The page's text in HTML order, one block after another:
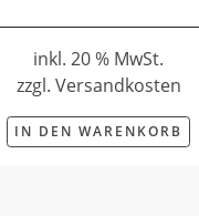
inkl. 20 % MwSt.
zzgl. Versandkosten
IN DEN WARENKORB